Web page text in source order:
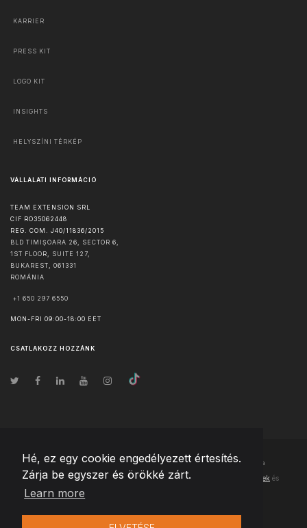
Hé, ez egy cookie engedélyezett értesítés.
Zárja be egyszer és örökké zárt.
Learn more
KARRIER
PRESS KIT
LOGO KIT
INSIGHTS
HELYSZÍNI TÉRKÉP
VÁLLALATI INFORMÁCIÓ
TEAM EXTENSION SRL
CIF RO35062448
REG. COM. J40/11836/2015
BLD TIMIȘOARA 26, SECTOR 6,
1ST FLOOR, SUITE 127,
BUKAREST
061331
ROMÁNIA
+1 650 297 6550
MON-FRI 09:00-18:00 EET
CSATLAKOZZ HOZZÁNK
© Szerzői jog2026 Team Extension Hungary- Minden jog fenntartva
Changelog ● Ezen webhely használatával elfogadja Használati feltételek és